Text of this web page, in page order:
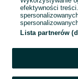
efektywności
Lista partnerów